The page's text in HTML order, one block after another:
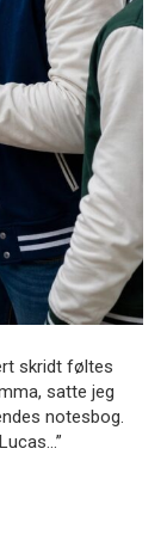
skridt føltes
satte jeg
notesbog.